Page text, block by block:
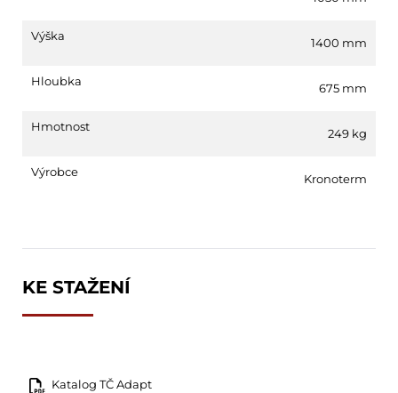
Výška 1400 mm
Hloubka 675 mm
Hmotnost 249 kg
Výrobce Kronoterm
KE STAŽENÍ
Katalog TČ Adapt